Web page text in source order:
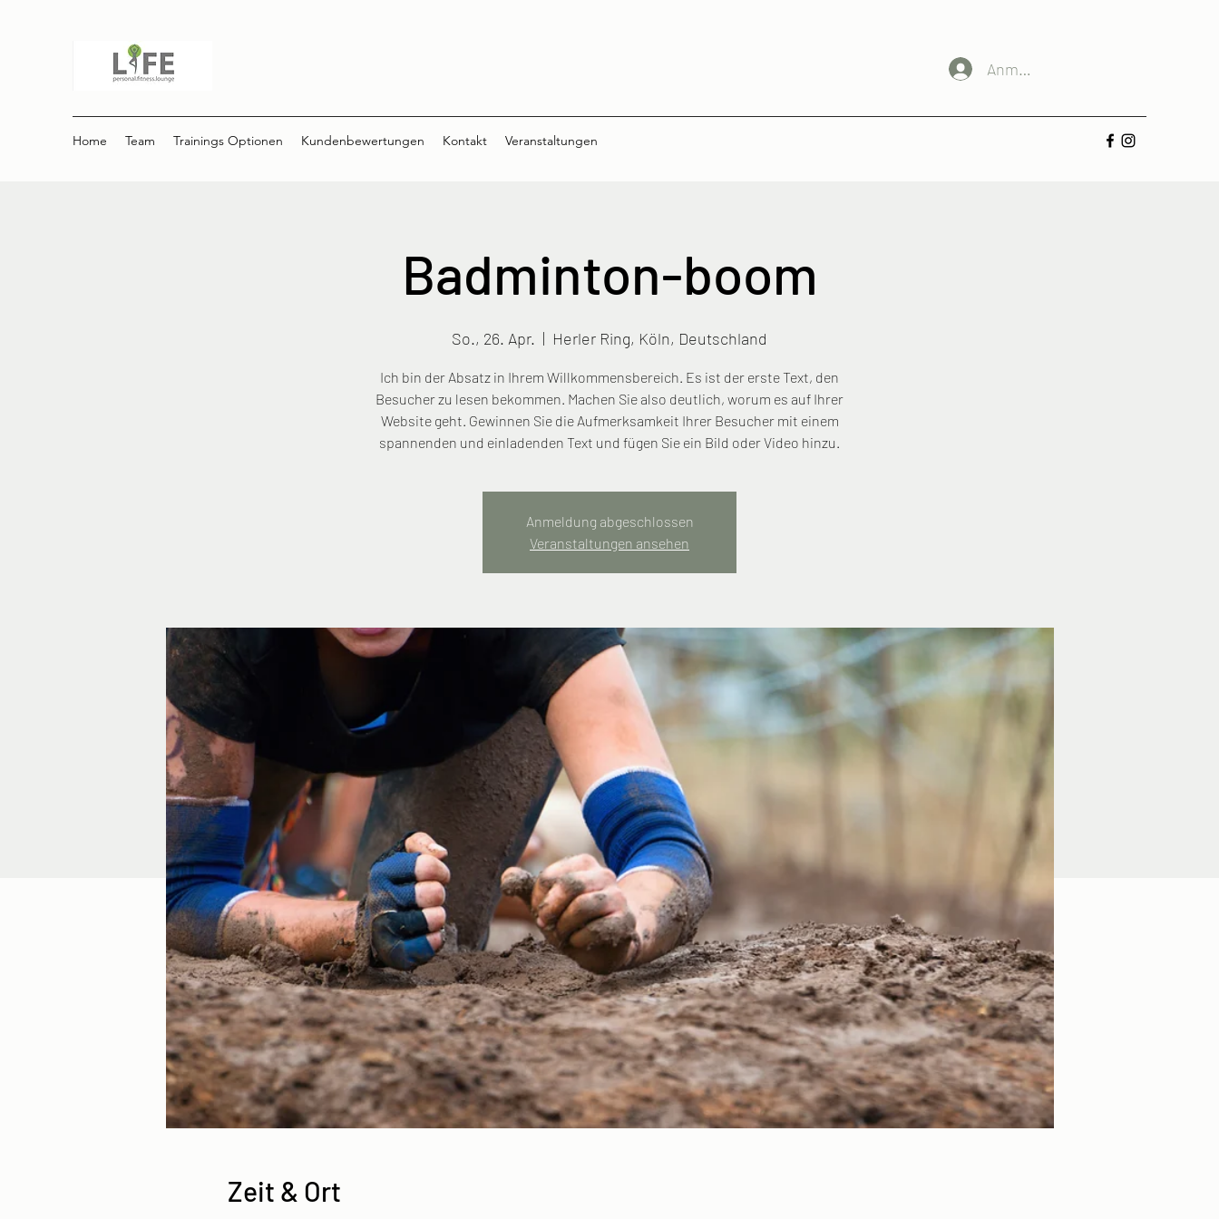
Anmelden
Home Team Trainings Optionen Kundenbewertungen Kontakt Veranstaltungen
Badminton-boom
So., 26. Apr.
  |
Herler Ring, Köln, Deutschland
Ich bin der Absatz in Ihrem Willkommensbereich. Es ist der erste Text, den
Besucher zu lesen bekommen. Machen Sie also deutlich, worum es auf Ihrer
Website geht. Gewinnen Sie die Aufmerksamkeit Ihrer Besucher mit einem
spannenden und einladenden Text und fügen Sie ein Bild oder Video hinzu.
Anmeldung abgeschlossen
Veranstaltungen ansehen
Zeit & Ort